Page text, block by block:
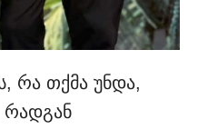
რა თქმა უნდა,